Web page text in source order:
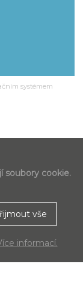
soubory cookie.
vše
informací.
systémem